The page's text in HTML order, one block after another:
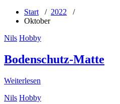
Start / 2022 /
Oktober
Nils Hobby
Bodenschutz-Matte
Weiterlesen
Nils Hobby